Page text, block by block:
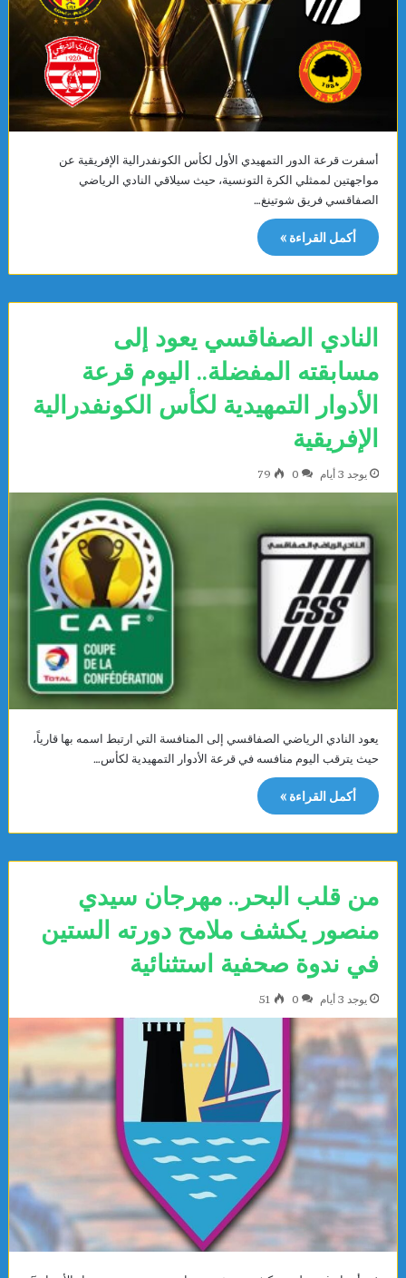
أسفرت قرعة الدور التمهيدي الأول لكأس الكونفدرالية الإفريقية عن
مواجهتين لممثلي الكرة التونسية، حيث سيلاقي النادي الرياضي
الصفاقسي فريق شوتينغ…
أكمل القراءة »
النادي الصفاقسي يعود إلى
مسابقته المفضلة.. اليوم قرعة
الأدوار التمهيدية لكأس الكونفدرالية
الإفريقية
يوجد 3 أيام 0
79
يعود النادي الرياضي الصفاقسي إلى المنافسة التي ارتبط اسمه بها قارياً،
حيث يترقب اليوم منافسه في قرعة الأدوار التمهيدية لكأس…
أكمل القراءة »
من قلب البحر.. مهرجان سيدي
منصور يكشف ملامح دورته الستين
في ندوة صحفية استثنائية
يوجد 3 أيام 0
51